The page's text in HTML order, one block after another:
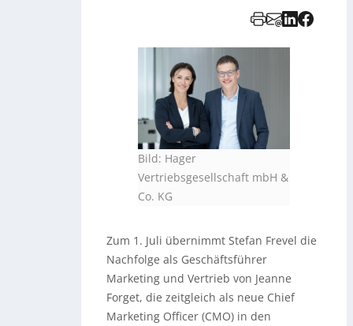
Bild: Hager
Vertriebsgesellschaft mbH &
Co. KG
Zum 1. Juli übernimmt Stefan Frevel die
Nachfolge als Geschäftsführer
Marketing und Vertrieb von Jeanne
Forget, die zeitgleich als neue Chief
Marketing Officer (CMO) in den